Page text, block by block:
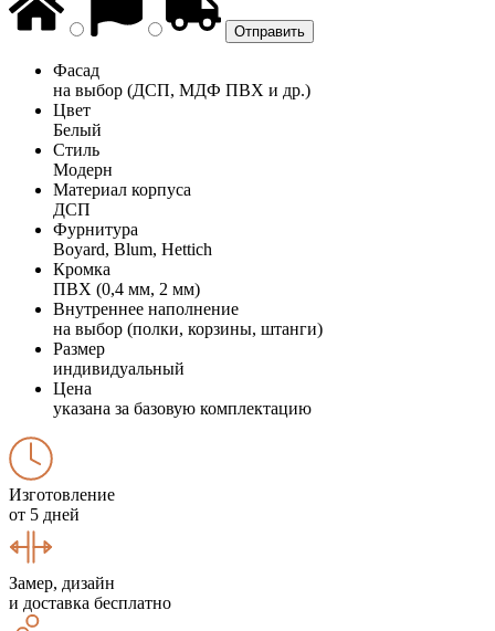
Фасад
на выбор (ДСП, МДФ ПВХ и др.)
Цвет
Белый
Стиль
Модерн
Материал корпуса
ДСП
Фурнитура
Boyard, Blum, Hettich
Кромка
ПВХ (0,4 мм, 2 мм)
Внутреннее наполнение
на выбор (полки, корзины, штанги)
Размер
индивидуальный
Цена
указана за базовую комплектацию
Изготовление
от 5 дней
Замер, дизайн
и доставка бесплатно